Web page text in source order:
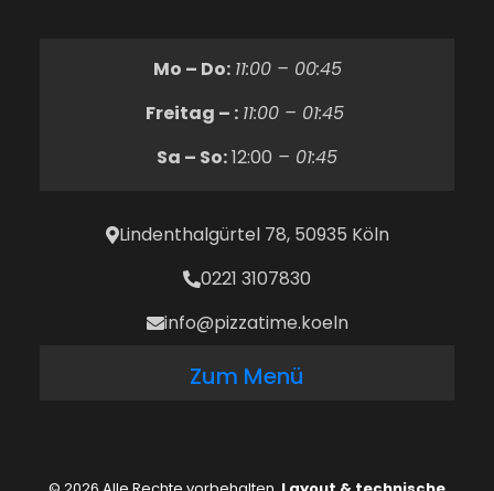
Mo – Do: 11:00 – 00:45
Freitag – : 11:00 – 01:45
Sa – So:12:00 – 01:45
Lindenthalgürtel 78, 50935 Köln
0221 3107830
info@pizzatime.koeln
Zum Menü